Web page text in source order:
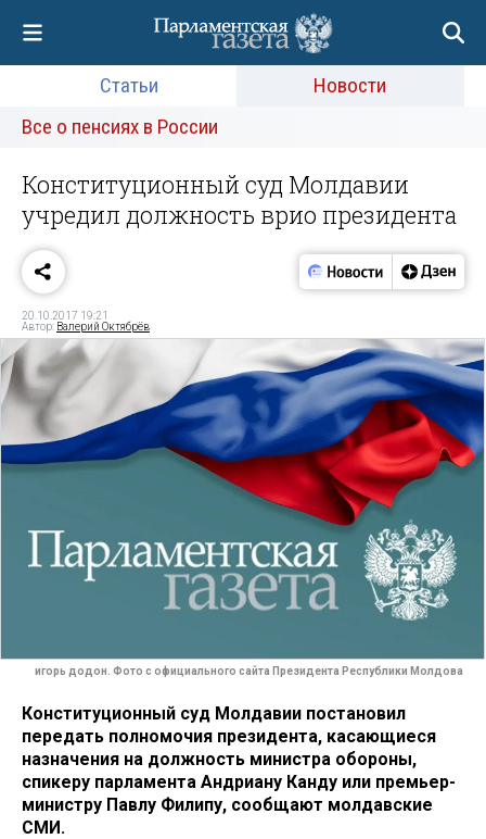
Статьи
Новости
Все о пенсиях в России
Конституционный суд Молдавии
учредил должность врио президента
20.10.2017 19:21
Автор: Валерий Октябрёв
игорь додон. Фото с официального сайта Президента Республики Молдова
Конституционный суд Молдавии постановил
передать полномочия президента, касающиеся
назначения на должность министра обороны,
спикеру парламента Андриану Канду или премьер-
министру Павлу Филипу, сообщают молдавские
СМИ.